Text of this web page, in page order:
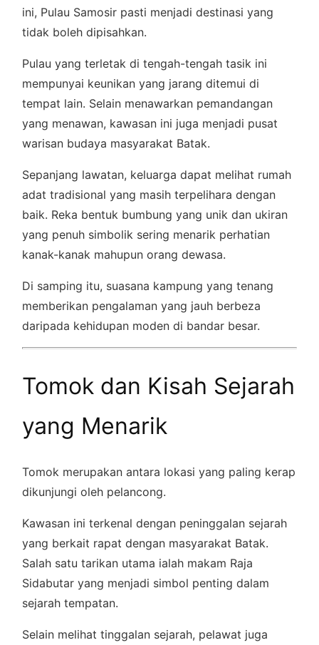
ini, Pulau Samosir pasti menjadi destinasi yang
tidak boleh dipisahkan.
Pulau yang terletak di tengah-tengah tasik ini
mempunyai keunikan yang jarang ditemui di
tempat lain. Selain menawarkan pemandangan
yang menawan, kawasan ini juga menjadi pusat
warisan budaya masyarakat Batak.
Sepanjang lawatan, keluarga dapat melihat rumah
adat tradisional yang masih terpelihara dengan
baik. Reka bentuk bumbung yang unik dan ukiran
yang penuh simbolik sering menarik perhatian
kanak-kanak mahupun orang dewasa.
Di samping itu, suasana kampung yang tenang
memberikan pengalaman yang jauh berbeza
daripada kehidupan moden di bandar besar.
Tomok dan Kisah Sejarah
yang Menarik
Tomok merupakan antara lokasi yang paling kerap
dikunjungi oleh pelancong.
Kawasan ini terkenal dengan peninggalan sejarah
yang berkait rapat dengan masyarakat Batak.
Salah satu tarikan utama ialah makam Raja
Sidabutar yang menjadi simbol penting dalam
sejarah tempatan.
Selain melihat tinggalan sejarah, pelawat juga